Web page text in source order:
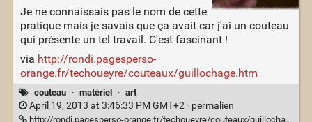
Je ne connaissais pas le nom de cette
pratique mais je savais que ça avait car j'ai un couteau
qui présente un tel travail. C'est fascinant !
via http://rondi.pagesperso-
orange.fr/techoueyre/couteaux/guillochage.htm
couteau · matériel · art
April 19, 2013 at 3:46:33 PM GMT+2 · permalien
http://rondi.pagesperso-orange.fr/techoueyre/couteaux/guillochage/titre_guillo.jpg